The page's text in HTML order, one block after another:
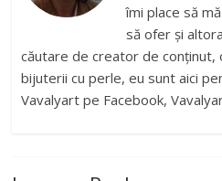
îmi place să
să ofer și
căutare de creator de conținut,
bijuterii cu perle, eu sunt aici
Vavalyart pe Facebook,